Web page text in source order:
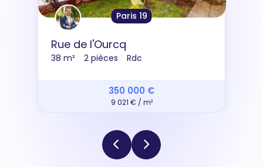
Paris 19
Rue de l'Ourcq
38 m² 2 pièces Rdc
350 000 €
9 021 € / m²